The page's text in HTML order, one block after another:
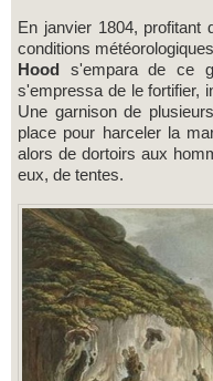
En janvier 1804, profitant
conditions
Hood s'empara de ce
s'empressa de le fortifier,
Une garnison de
place pour harceler la
alors de dortoirs aux
eux, de tentes.